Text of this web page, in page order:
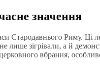
значення
Стародавнього Риму. Ці
лише зігрівали, а й
вбрання,